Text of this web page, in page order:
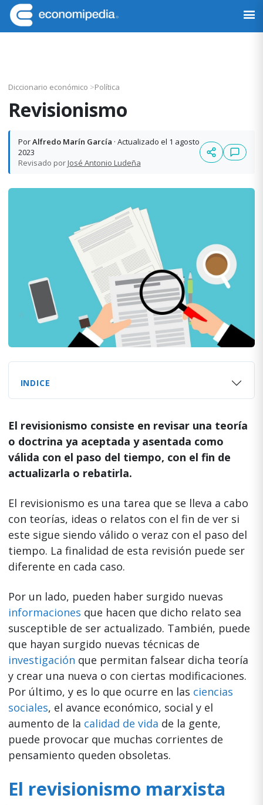
Saltar
a
la
Saltar
al
contenido
Saltar
a
la
Saltar
al
pie
Economipedia
Haciendo
Diccionario económico >Política
Revisionismo
PorAlfredo Marín García · Actualizado el 1 agosto
2023
Revisado porJosé Antonio Ludeña
INDICE
El revisionismo consiste en revisar una teoría
o doctrina ya aceptada y asentada como
válida con el paso del tiempo, con el fin de
actualizarla o rebatirla.
El revisionismo es una tarea que se lleva a cabo
con teorías, ideas o relatos con el fin de ver si
este sigue siendo válido o veraz con el paso del
tiempo. La finalidad de esta revisión puede ser
diferente en cada caso.
Por un lado, pueden haber surgido nuevas
informaciones que hacen que dicho relato sea
susceptible de ser actualizado. También, puede
que hayan surgido nuevas técnicas de
investigación que permitan falsear dicha teoría
y crear una nueva o con ciertas modificaciones.
Por último, y es lo que ocurre en las ciencias
sociales, el avance económico, social y el
aumento de la calidad de vida de la gente,
puede provocar que muchas corrientes de
pensamiento queden obsoletas.
El revisionismo marxista